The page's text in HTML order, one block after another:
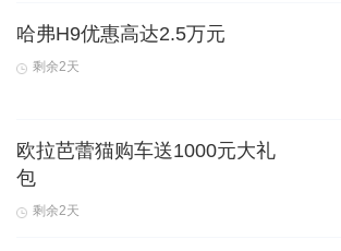
哈弗H9优惠高达2.5万元
剩余2天
欧拉芭蕾猫购车送1000元大礼
包
剩余2天